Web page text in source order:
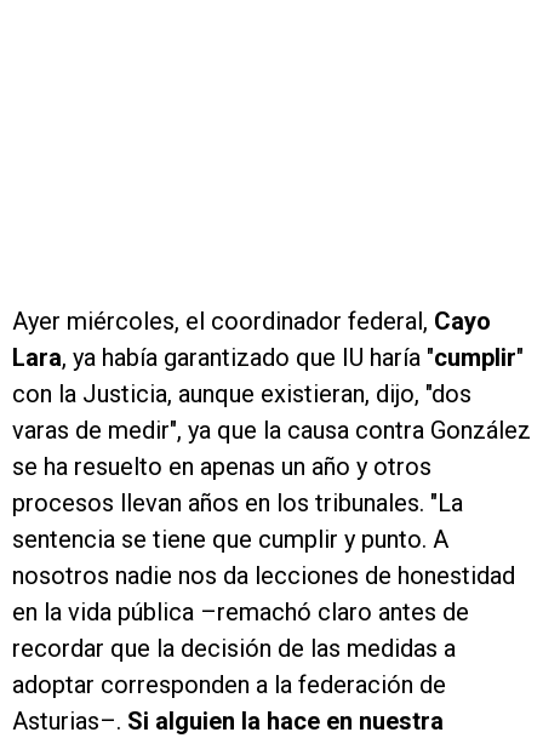
Ayer miércoles, el coordinador federal, Cayo
Lara, ya había garantizado que IU haría "cumplir"
con la Justicia, aunque existieran, dijo, "dos
varas de medir", ya que la causa contra González
se ha resuelto en apenas un año y otros
procesos llevan años en los tribunales. "La
sentencia se tiene que cumplir y punto. A
nosotros nadie nos da lecciones de honestidad
en la vida pública –remachó claro antes de
recordar que la decisión de las medidas a
adoptar corresponden a la federación de
Asturias–. Si alguien la hace en nuestra